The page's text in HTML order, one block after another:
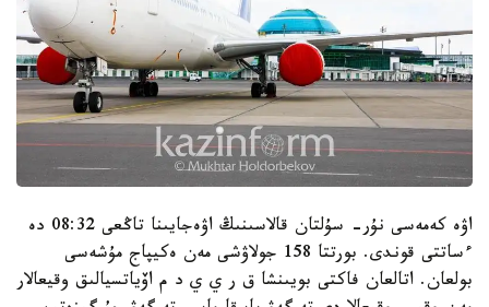
اۋە كەمەسى نۇر- سۇلتان قالاسىنىڭ اۋەجايىنا تاڭعى 08:32 دە
ءساتتى قوندى. بورتتا 158 جولاۋشى مەن ەكيپاج مۇشەسى
بولعان. اتالعان فاكتى بويىنشا ق ر ي ي د م اۆياتسيالىق وقيعالار